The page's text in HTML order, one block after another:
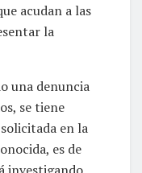
acudan a las
la
una denuncia
se tiene
en la
es de